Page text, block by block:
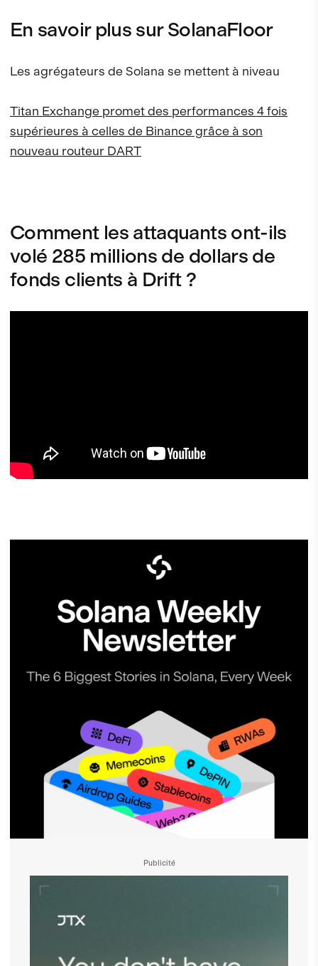
En savoir plus sur SolanaFloor
Les agrégateurs de Solana se mettent à niveau
Titan Exchange promet des performances 4 fois
supérieures à celles de Binance grâce à son
nouveau routeur DART
Comment les attaquants ont-ils
volé 285 millions de dollars de
fonds clients à Drift ?
Publicité